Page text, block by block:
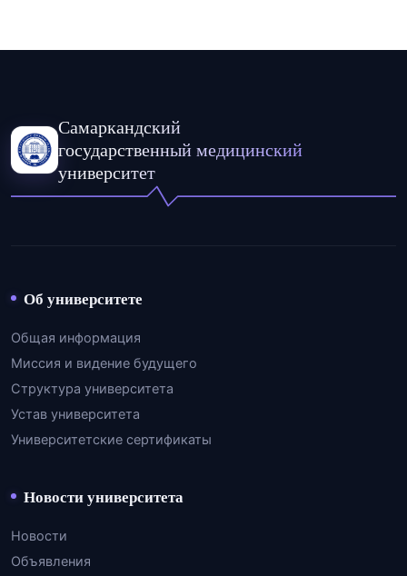
Самаркандский
государственный медицинский
университет
Об университете
Общая информация
Миссия и видение будущего
Структура университета
Устав университета
Университетские сертификаты
Новости университета
Новости
Объявления